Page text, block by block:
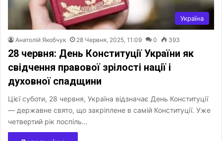
Україна
Анатолій Якобчук 28 Червня, 2025, 11:09 0 393
28 червня: День Конституції України як
свідчення правової зрілості нації і
духовної спадщини
Цієї суботи, 28 червня, Україна відзначає День Конституції
— державне свято, що закріплене в самій Конституції. Уже
четвертий рік поспіль…